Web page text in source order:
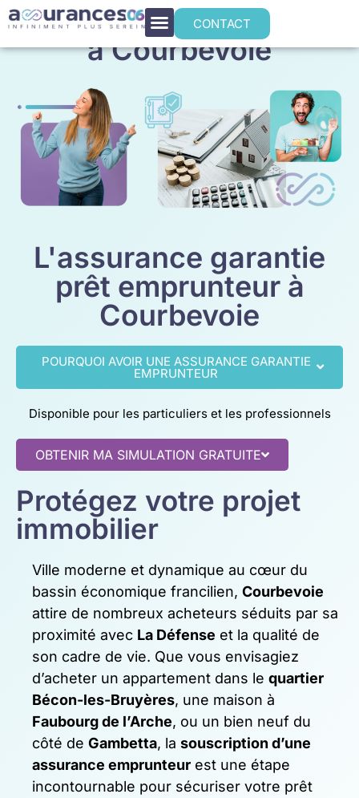
CONTACT
Assurance emprunteur
à Courbevoie
L'assurance garantie
prêt emprunteur à
Courbevoie
POURQUOI AVOIR UNE ASSURANCE GARANTIE
EMPRUNTEUR
Disponible pour les particuliers et les professionnels
OBTENIR MA SIMULATION GRATUITE
Protégez votre projet
immobilier
Ville moderne et dynamique au cœur du
bassin économique francilien,Courbevoie
attire de nombreux acheteurs séduits par sa
proximité avec La Défense et la qualité de
son cadre de vie. Que vous envisagiez
d’acheter un appartement dans lequartier
Bécon-les-Bruyères, une maison à
Faubourg de l’Arche, ou un bien neuf du
côté deGambetta, lasouscription d’une
assurance emprunteur est une étape
incontournable pour sécuriser votre prêt